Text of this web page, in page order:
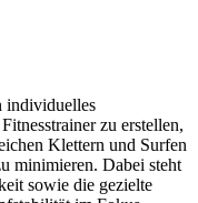
individuelles
zu erstellen,
Klettern und Surfen
minimieren. Dabei steht
sowie die gezielte